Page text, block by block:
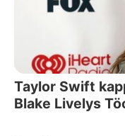
Taylor Swift
Blake Livelys